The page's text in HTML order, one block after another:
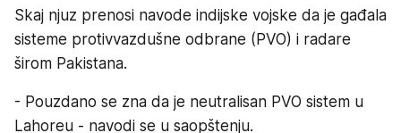
Skaj njuz prenosi navode indijske vojske da je gađala
sisteme protivvazdušne odbrane (PVO) i radare
širom Pakistana.
- Pouzdano se zna da je neutralisan PVO sistem u
Lahoreu - navodi se u saopštenju.